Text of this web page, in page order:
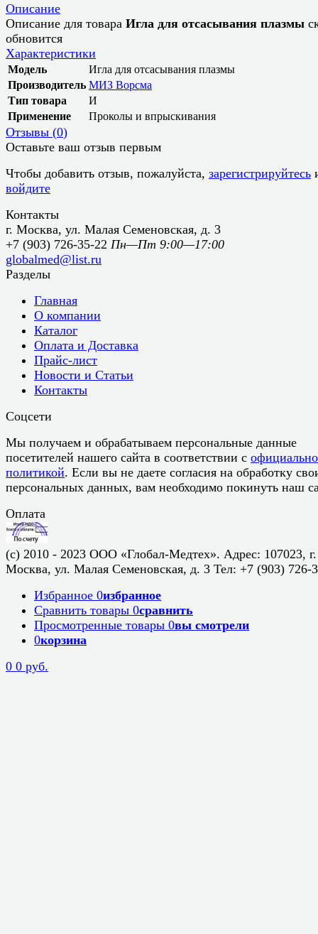
Описание
Описание для товара Игла для отсасывания плазмы
обновится
Характеристики
Модель
Игла для отсасывания плазмы
Производитель МИЗ Ворсма
Тип товара
И
Применение
Проколы и впрыскивания
Отзывы (0)
Оставьте ваш отзыв первым
Чтобы добавить отзыв, пожалуйста, зарегистрируйтесь
войдите
Контакты
г. Москва, ул. Малая Семеновская, д. 3
+7 (903) 726-35-22 Пн—Пт 9:00—17:00
globalmed@list.ru
Разделы
Главная
О компании
Каталог
Оплата и Доставка
Прайс-лист
Новости и Статьи
Контакты
Соцсети
Мы получаем и обрабатываем персональные данные
посетителей нашего сайта в соответствии с
политикой. Если вы не даете согласия на обработку
персональных данных, вам необходимо покинуть наш
Оплата
(c) 2010 - 2023 ООО «Глобал-Медтех». Адрес: 107023, г.
Москва, ул. Малая Семеновская, д. 3 Тел: +7 (903) 726-
Избранное 0избранное
Сравнить товары 0сравнить
Просмотренные товары 0вы смотрели
0корзина
0 0 руб.